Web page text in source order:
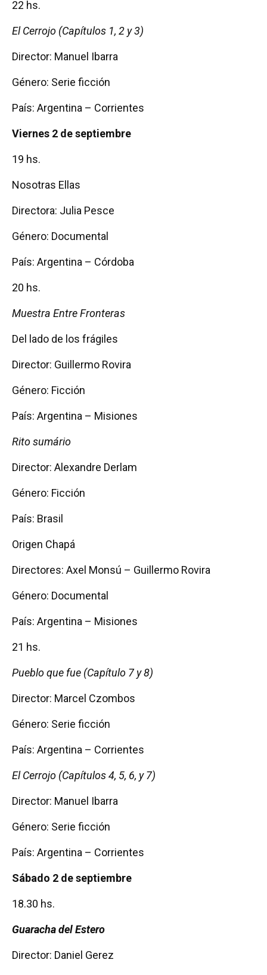
22 hs.
El Cerrojo (Capítulos 1, 2 y 3)
Director: Manuel Ibarra
Género: Serie ficción
País: Argentina – Corrientes
Viernes 2 de septiembre
19 hs.
Nosotras Ellas
Directora: Julia Pesce
Género: Documental
País: Argentina – Córdoba
20 hs.
Muestra Entre Fronteras
Del lado de los frágiles
Director: Guillermo Rovira
Género: Ficción
País: Argentina – Misiones
Rito sumário
Director: Alexandre Derlam
Género: Ficción
País: Brasil
Origen Chapá
Directores: Axel Monsú – Guillermo Rovira
Género: Documental
País: Argentina – Misiones
21 hs.
Pueblo que fue (Capítulo 7 y 8)
Director: Marcel Czombos
Género: Serie ficción
País: Argentina – Corrientes
El Cerrojo (Capítulos 4, 5, 6, y 7)
Director: Manuel Ibarra
Género: Serie ficción
País: Argentina – Corrientes
Sábado 2 de septiembre
18.30 hs.
Guaracha del Estero
Director: Daniel Gerez